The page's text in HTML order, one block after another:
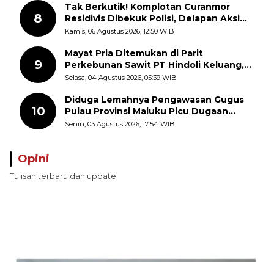
8
Tak Berkutik! Komplotan Curanmor
Residivis Dibekuk Polisi, Delapan Aksi
Curanmor Di Candipuro Terungkap
Kamis, 06 Agustus 2026, 12:50 WIB
9
Mayat Pria Ditemukan di Parit
Perkebunan Sawit PT Hindoli Keluang,
Polisi Selidiki Penyebab Kematian
Selasa, 04 Agustus 2026, 05:39 WIB
10
Diduga Lemahnya Pengawasan Gugus
Pulau Provinsi Maluku Picu Dugaan
Pungli terhadap Nelayan Bale-Bale di
Senin, 03 Agustus 2026, 17:54 WIB
Opini
Tulisan terbaru dan update